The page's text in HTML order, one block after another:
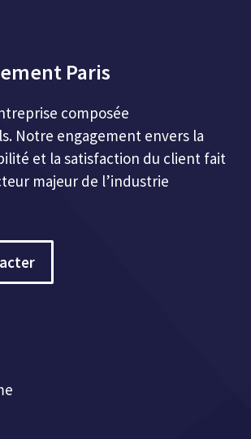
Paris
composée
Notre engagement envers la
et la satisfaction du client fait
majeur de l’industrie